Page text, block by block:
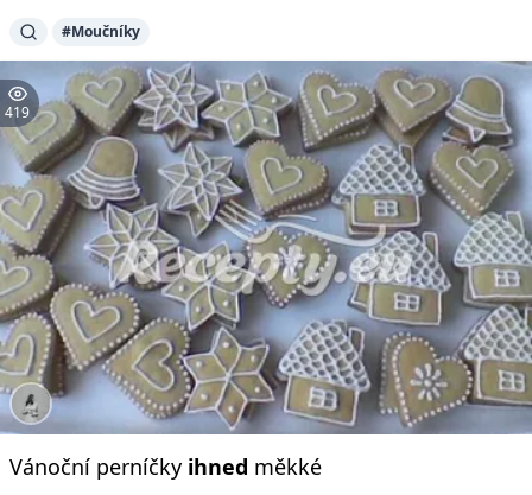
#Moučníky
419
Vánoční perníčky ihned měkké